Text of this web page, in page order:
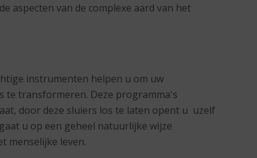
aspecten van de complexe aard van het
instrumenten helpen u om uw
te transformeren. Deze programma's
door deze sluiers los te laten opent u uzelf
u op een geheel natuurlijke wijze
menselijke leven.